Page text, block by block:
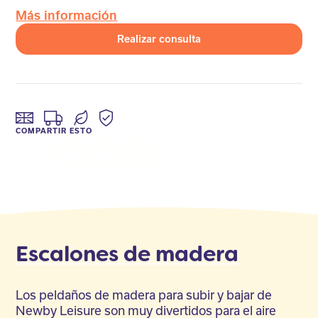
Más información
Realizar consulta
COMPARTIR ESTO
Escalones de madera
Los peldaños de madera para subir y bajar de
Newby Leisure son muy divertidos para el aire